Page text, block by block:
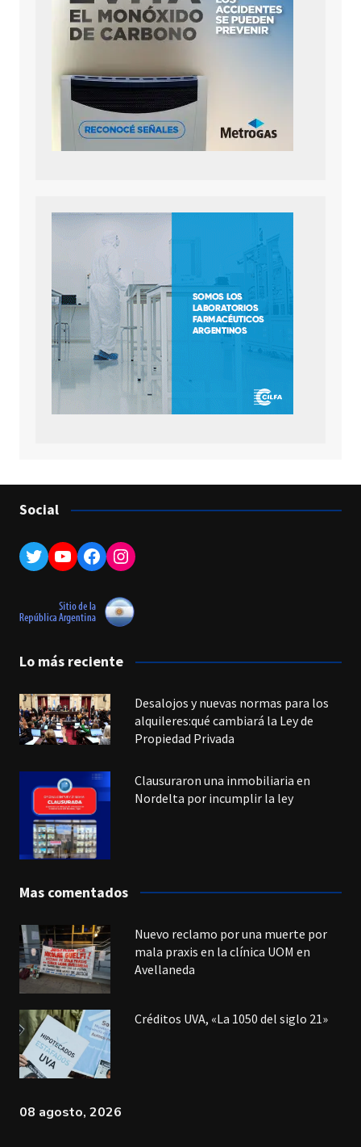
Social
Twitter
YouTube
Facebook
Instagram
Lo más reciente
Desalojos y nuevas normas para los
alquileres:qué cambiará la Ley de
Propiedad Privada
Clausuraron una inmobiliaria en
Nordelta por incumplir la ley
Mas comentados
Nuevo reclamo por una muerte por
mala praxis en la clínica UOM en
Avellaneda
Créditos UVA, «La 1050 del siglo 21»
08 agosto, 2026